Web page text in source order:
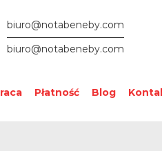
biuro@notabeneby.com
biuro@notabeneby.com
Płatność Blog